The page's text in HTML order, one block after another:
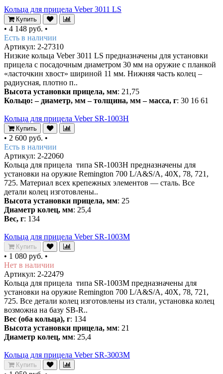
Кольца для прицела Veber 3011 LS
Купить
• 4 148 руб. •
Есть в наличии
Артикул: 2-27310
Низкие кольца Veber 3011 LS предназначены для установки
прицела с посадочным диаметром 30 мм на оружие с планкой
«ласточкин хвост» шириной 11 мм. Нижняя часть колец –
радиусная, плотно п..
Высота установки прицела, мм: 21,75
Кольцо: – диаметр, мм – толщина, мм – масса, г: 30 16 61
Кольца для прицела Veber SR-1003H
Купить
• 2 600 руб. •
Есть в наличии
Артикул: 2-22060
Кольца для прицела типа SR-1003H предназначены для
установки на оружие Remington 700 L/A&S/A, 40X, 78, 721,
725. Материал всех крепежных элементов — сталь. Все
детали колец изготовлены..
Высота установки прицела, мм: 25
Диаметр колец, мм: 25,4
Вес, г: 134
Кольца для прицела Veber SR-1003M
Купить
• 1 080 руб. •
Нет в наличии
Артикул: 2-22479
Кольца для прицела типа SR-1003M предназначены для
установки на оружие Remington 700 L/A&S/A, 40X, 78, 721,
725. Все детали колец изготовлены из стали, установка колец
возможна на базу SB-R..
Вес (оба кольца), г: 134
Высота установки прицела, мм: 21
Диаметр колец, мм: 25,4
Кольца для прицела Veber SR-3003M
Купить